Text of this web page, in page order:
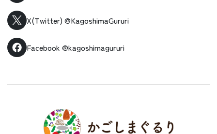
X(Twitter) @KagoshimaGururi
Facebook @kagoshimagururi